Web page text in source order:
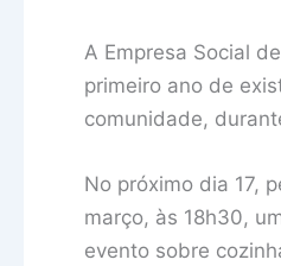
A Empresa Social
primeiro ano de
comunidade,
No próximo dia 17,
março, às 18h30,
evento sobre